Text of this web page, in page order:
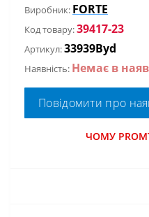
Виробник: FORTE
Код товару:39417-23
Артикул:33939Byd
Наявність: Немає в
Повідомити про
ЧОМУ